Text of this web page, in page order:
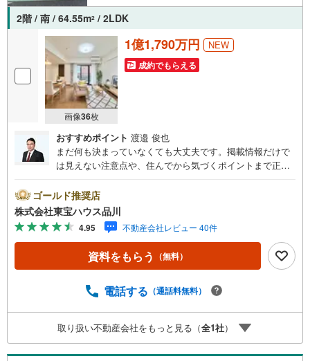
2階 / 南 / 64.55m2 / 2LDK
画像36枚
1億1,790万円 NEW
成約でもらえる
おすすめポイント 渡邉 俊也
まだ何も決まっていなくても大丈夫です。掲載情報だけで
は見えない注意点や、住んでから気づくポイントまで正直
とも包み隠さずお伝えし、「納得して選ぶ」ためのサポー
トを大切にしています。現地でしか分からないリアルな情
報も含めて、一緒に後悔しない住まい探しを進めていきま
しょう。まずはお気軽にご相談ください。【Yahoo！ 不動
産キャンペーン対象店舗】当店で物件を成約するとPayPay
ボーナスライトがもらえる「Yahoo！ 不動産 物件ご成約キ
予約をする」ボタンからお問い合わせください。※必ずYah
のご請求はお気軽にどうぞ♪お電話でのお問い合わせも常
時受け付けております！お気軽にお問い合わせください。
ゴールド推奨店
株式会社東宝ハウス品川
4.95 不動産会社レビュー 40件
資料をもらう （無料）
電話する （通話料無料）
取り扱い不動産会社をもっと見る（全1社）